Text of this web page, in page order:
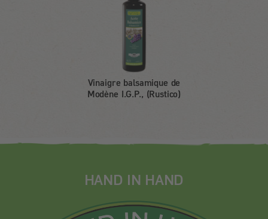
Vinaigre balsamique de
Modène I.G.P., (Rustico)
HAND IN HAND